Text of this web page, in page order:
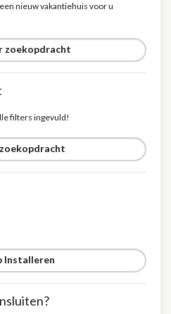
nieuw vakantiehuis voor u
zoekopdracht
filters ingevuld!
Installeren